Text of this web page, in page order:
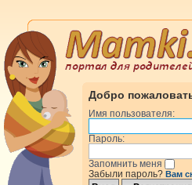
Добро
Имя пользователя:
Пароль:
Запомнить меня
Забыли пароль? Вам